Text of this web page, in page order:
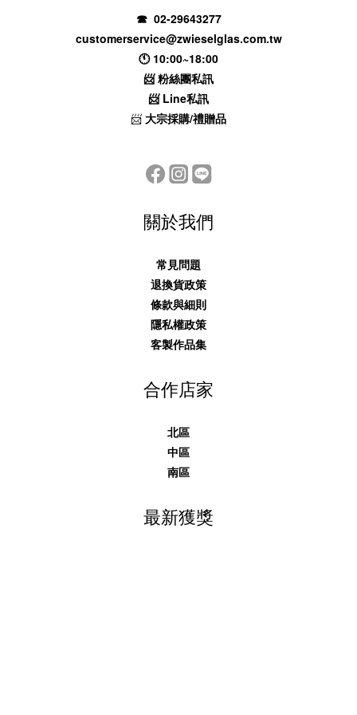
☎ 02-29643277
customerservice@zwieselglas.com.tw
🕚 10:00~18:00
📨粉絲團私訊
📨 Line私訊
📨 大宗採購/禮贈品
關於我們
常見問題
退換貨政策
條款與細則
隱私權政策
客製作品集
合作店家
北區
中區
南區
最新獲獎